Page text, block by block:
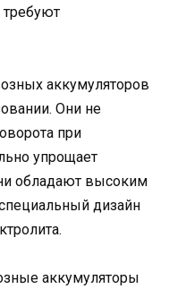
аккумуляторов
Они не
при
упрощает
обладают высоким
дизайн
аккумуляторы